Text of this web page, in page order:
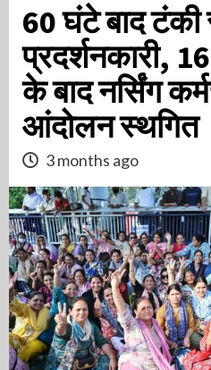
60 घंटे बाद
प्रदर्शनकारी,
के बाद नर्सिंग
आंदोलन स्थगित
3 months ago